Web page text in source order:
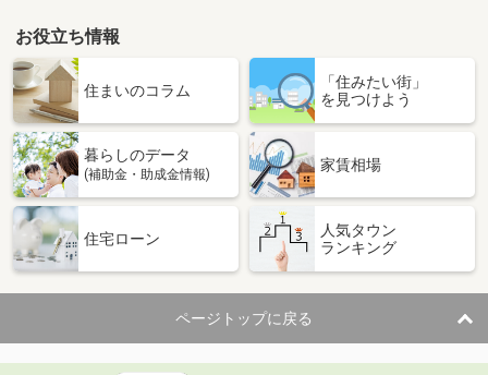
茨城県古河市東２
価 格
7.50万円
茨城県古河市東２
専有面積 40.27m²
間取り
茨城県古河市大堤
住 所
茨城県古河市大堤
専有面積 45.06m²
間取り
1LDK
茨城県土浦市真鍋５
お役立ち情報
住まいのコラム
「住みたい街」
を見つけよう
暮らしのデータ
(補助金・助成金情報)
家賃相場
住宅ローン
人気タウン
ランキング
ページトップに戻る